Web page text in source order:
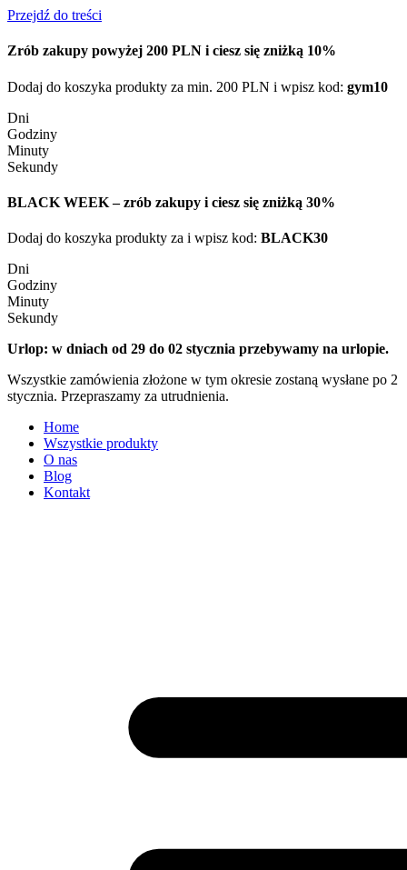
Przejdź do treści
Zrób zakupy powyżej 200 PLN i ciesz się zniżką 10%
Dodaj do koszyka produkty za min. 200 PLN i wpisz kod: gym10
Dni
Godziny
Minuty
Sekundy
BLACK WEEK – zrób zakupy i ciesz się zniżką 30%
Dodaj do koszyka produkty za i wpisz kod: BLACK30
Dni
Godziny
Minuty
Sekundy
Urlop: w dniach od 29 do 02 stycznia przebywamy na urlopie.
Wszystkie zamówienia złożone w tym okresie zostaną wysłane po 2
stycznia. Przepraszamy za utrudnienia.
Home
Wszystkie produkty
O nas
Blog
Kontakt